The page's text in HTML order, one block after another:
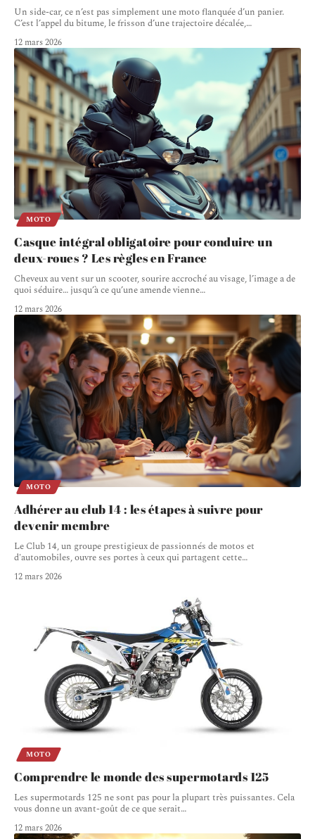
Un side-car, ce n’est pas simplement une moto flanquée d’un panier.
C’est l’appel du bitume, le frisson d’une trajectoire décalée,…
12 mars 2026
MOTO
Casque intégral obligatoire pour conduire un
deux-roues ? Les règles en France
Cheveux au vent sur un scooter, sourire accroché au visage, l’image a de
quoi séduire… jusqu’à ce qu’une amende vienne…
12 mars 2026
MOTO
Adhérer au club 14 : les étapes à suivre pour
devenir membre
Le Club 14, un groupe prestigieux de passionnés de motos et
d'automobiles, ouvre ses portes à ceux qui partagent cette…
12 mars 2026
MOTO
Comprendre le monde des supermotards 125
Les supermotards 125 ne sont pas pour la plupart très puissantes. Cela
vous donne un avant-goût de ce que serait…
12 mars 2026